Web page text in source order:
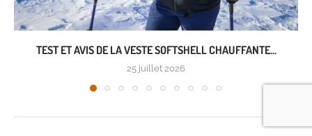
TEST ET AVIS DE LA VESTE SOFTSHELL CHAUFFANTE...
25 juillet 2026